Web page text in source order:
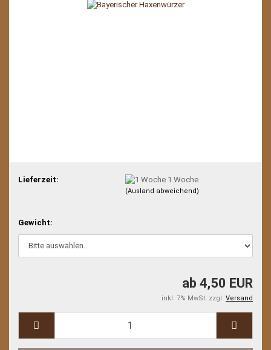
Lieferzeit: 1 Woche
(Ausland abweichend)
Gewicht:
ab 4,50 EUR
inkl. 7% MwSt. zzgl. Versand